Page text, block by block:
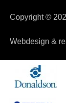
Copyright ©
Webdesign &